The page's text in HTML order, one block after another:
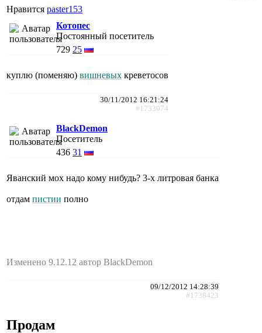
Нравится paster153
Котопес
Постоянный посетитель
729 25
куплю (поменяю) вишневых креветосов
30/11/2012 16:21:24
#1733074
BlackDemon
Посетитель
436 31
Яванский мох надо кому нибудь? 3-х литровая банка
отдам пистии полно
Изменено 9.12.12 автор BlackDemon
09/12/2012 14:28:39
#1738423
Продам